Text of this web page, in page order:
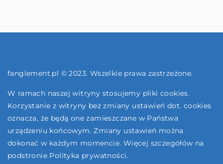
fanglement.pl © 2023. Wszelkie prawa zastrzeżone.
W ramach naszej witryny stosujemy pliki cookies.
Korzystanie z witryny bez zmiany ustawień dot. cookies
oznacza, że będą one zamieszczane w Państwa
urządzeniu końcowym. Zmiany ustawień można
dokonać w każdym momencie. Więcej szczegółów na
podstronie Polityka prywatności.